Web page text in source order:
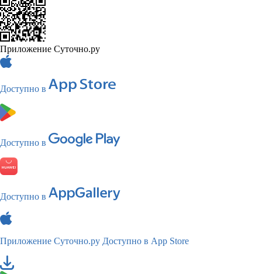
Приложение Суточно.ру
Доступно в
Доступно в
Доступно в
Приложение Суточно.ру Доступно в App Store